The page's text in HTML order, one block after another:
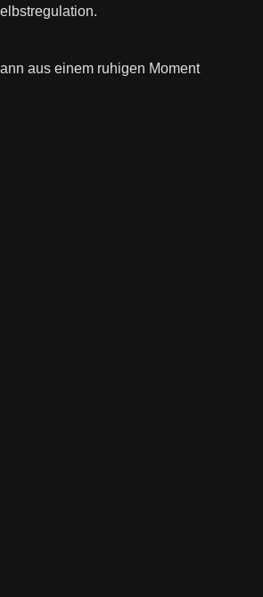
aus einem ruhigen Moment